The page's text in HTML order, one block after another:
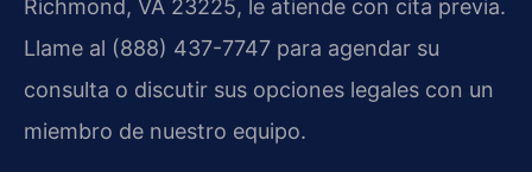
Richmond, VA 23225, le atiende con cita previa.
Llame al (888) 437-7747 para agendar su
consulta o discutir sus opciones legales con un
miembro de nuestro equipo.